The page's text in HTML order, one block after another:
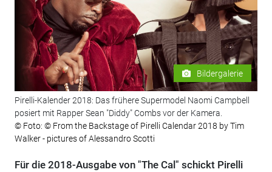
Bildergalerie
Pirelli-Kalender 2018: Das frühere Supermodel Naomi Campbell
posiert mit Rapper Sean "Diddy" Combs vor der Kamera.
© Foto: © From the Backstage of Pirelli Calendar 2018 by Tim
Walker - pictures of Alessandro Scotti
Für die 2018-Ausgabe von "The Cal" schickt Pirelli